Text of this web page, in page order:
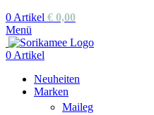
0 Artikel € 0,00
Menü
0 Artikel
Neuheiten
Marken
Maileg